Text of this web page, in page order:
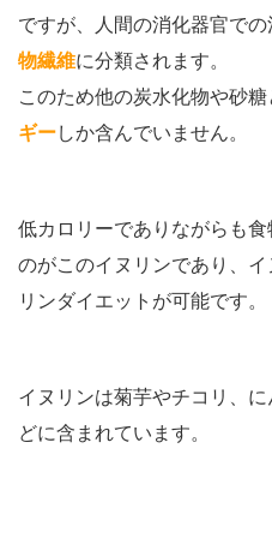
ですが、人間の消化器官で
物繊維に分類されます。
このため他の炭水化物や砂糖
ギーしか含んでいません。
低カロリーでありながらも
のがこのイヌリンであり、
リンダイエットが可能です。
イヌリンは菊芋やチコリ、
どに含まれています。